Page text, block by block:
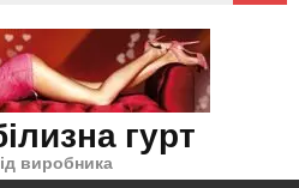
гурт
виробника